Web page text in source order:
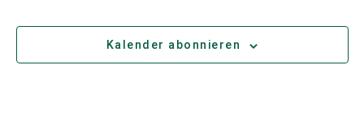
Kalender abonnieren